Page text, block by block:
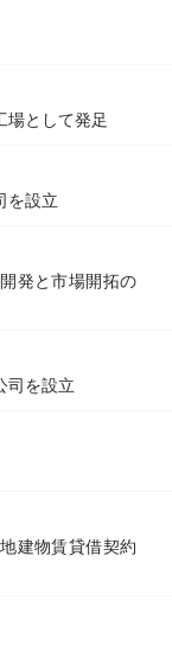
場として発足
を設立
発と市場開拓の
司を設立
建物賃貸借契約